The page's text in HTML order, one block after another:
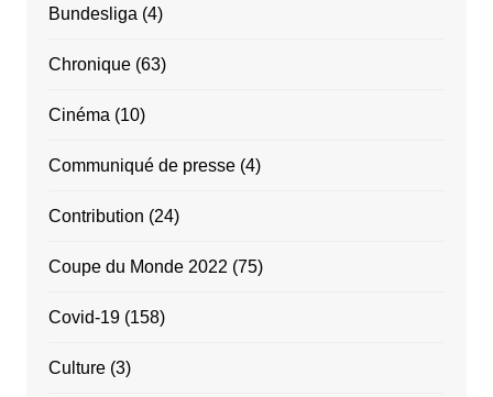
Bundesliga (4)
Chronique(63)
Cinéma (10)
Communiqué de presse(4)
Contribution (24)
Coupe du Monde 2022 (75)
Covid-19(158)
Culture(3)